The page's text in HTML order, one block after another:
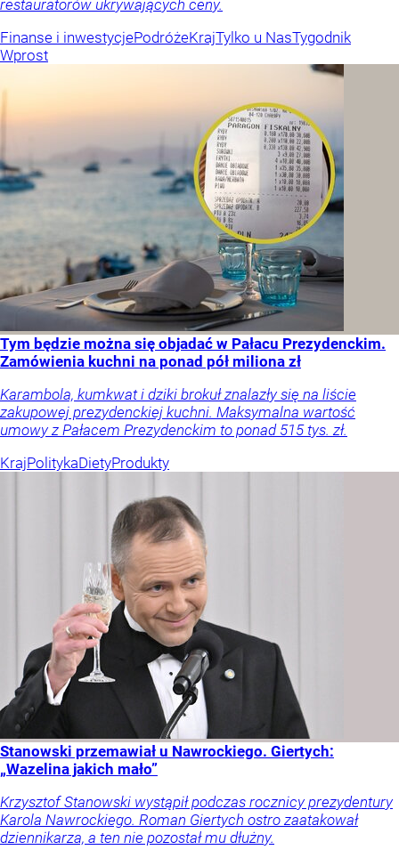
restauratorów ukrywających ceny.
Finanse i inwestycjePodróżeKrajTylko u NasTygodnik
Wprost
Tym będzie można się objadać w Pałacu Prezydenckim.
Zamówienia kuchni na ponad pół miliona zł
Karambola, kumkwat i dziki brokuł znalazły się na liście
zakupowej prezydenckiej kuchni. Maksymalna wartość
umowy z Pałacem Prezydenckim to ponad 515 tys. zł.
KrajPolitykaDietyProdukty
Stanowski przemawiał u Nawrockiego. Giertych:
„Wazelina jakich mało”
Krzysztof Stanowski wystąpił podczas rocznicy prezydentury
Karola Nawrockiego. Roman Giertych ostro zaatakował
dziennikarza, a ten nie pozostał mu dłużny.